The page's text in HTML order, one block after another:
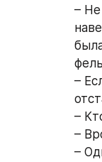
–
–
–
–
–